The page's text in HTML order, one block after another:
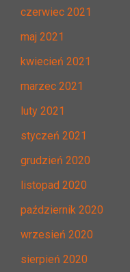
czerwiec 2021
maj 2021
kwiecień 2021
marzec 2021
luty 2021
styczeń 2021
grudzień 2020
listopad 2020
październik 2020
wrzesień 2020
sierpień 2020